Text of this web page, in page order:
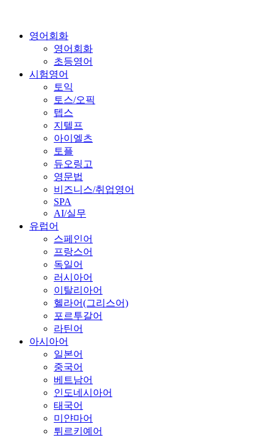
영어회화
영어회화
초등영어
시험영어
토익
토스/오픽
텝스
지텔프
아이엘츠
토플
듀오링고
영문법
비즈니스/취업영어
SPA
AI/실무
유럽어
스페인어
프랑스어
독일어
러시아어
이탈리아어
헬라어(그리스어)
포르투갈어
라틴어
아시아어
일본어
중국어
베트남어
인도네시아어
태국어
미얀마어
튀르키예어